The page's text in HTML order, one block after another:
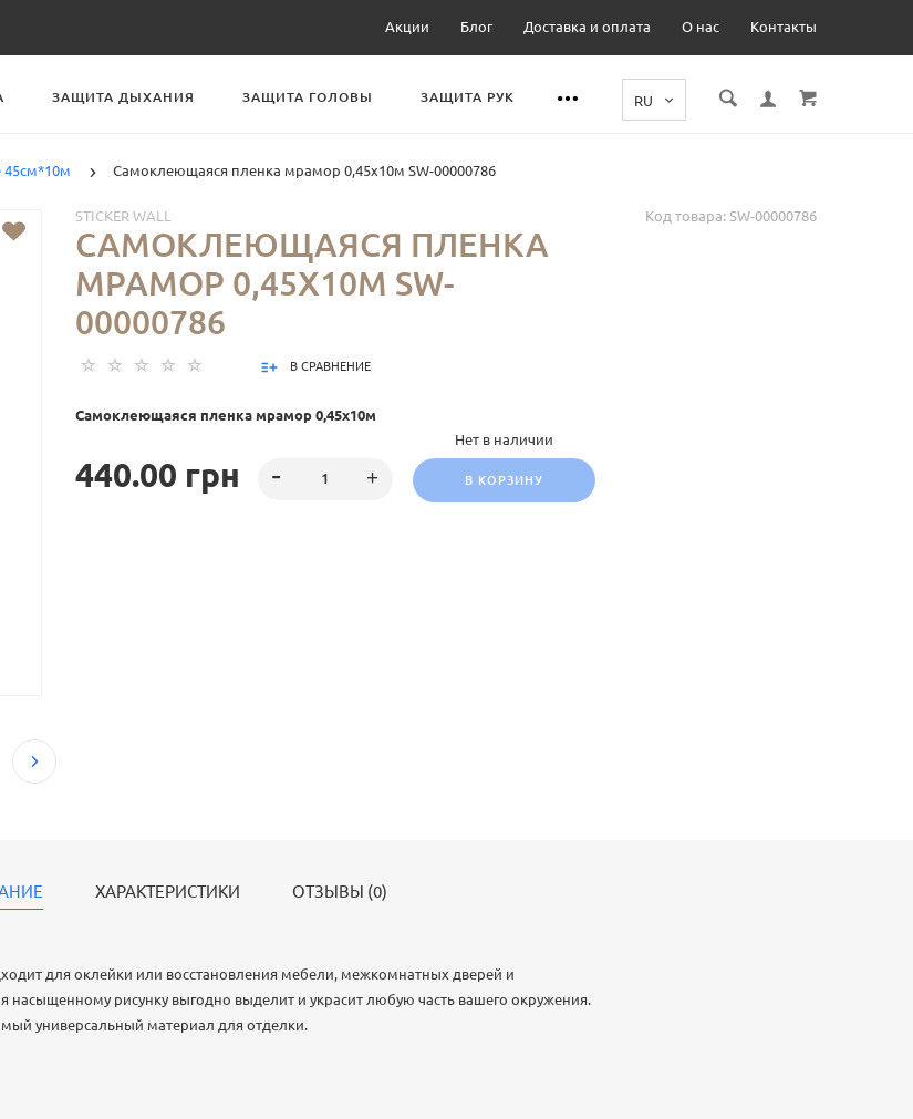
Акции Блог Доставка и оплата О нас Контакты
ЗАЩИТА ДЫХАНИЯ ЗАЩИТА ГОЛОВЫ ЗАЩИТА РУК
45см*10м Самоклеющаяся пленка мрамор 0,45х10м SW-00000786
Код товара: SW-00000786
STICKER WALL
САМОКЛЕЮЩАЯСЯ ПЛЕНКА
МРАМОР 0,45Х10М SW-
00000786
В СРАВНЕНИЕ
Самоклеющаяся пленка мрамор 0,45х10м
440.00 грн
Нет в наличии
В КОРЗИНУ
ХАРАКТЕРИСТИКИ ОТЗЫВЫ (0)
для оклейки или восстановления мебели, межкомнатных дверей и
насыщенному рисунку выгодно выделит и украсит любую часть вашего окружения.
универсальный материал для отделки.